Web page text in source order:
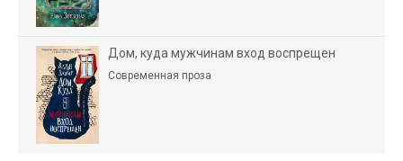
Дом, куда мужчинам вход воспрещен
Современная проза